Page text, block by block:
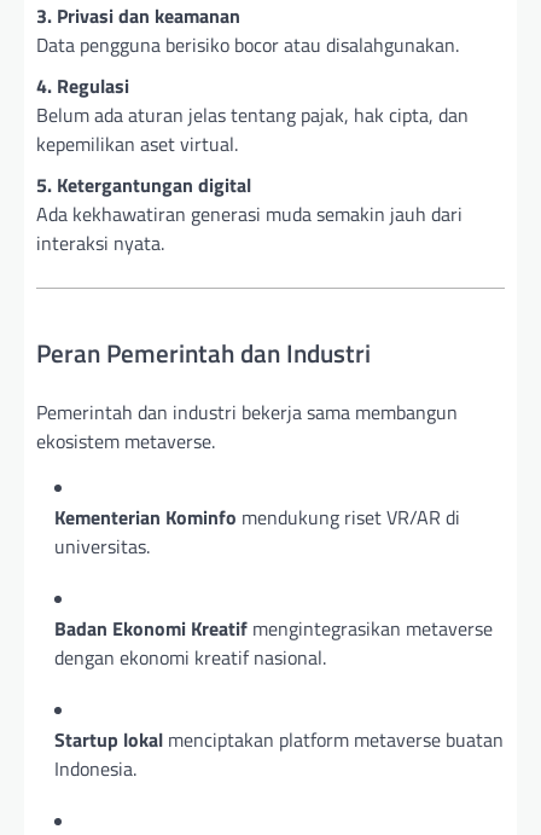
3. Privasi dan keamanan
Data pengguna berisiko bocor atau disalahgunakan.
4. Regulasi
Belum ada aturan jelas tentang pajak, hak cipta, dan
kepemilikan aset virtual.
5. Ketergantungan digital
Ada kekhawatiran generasi muda semakin jauh dari
interaksi nyata.
Peran Pemerintah dan Industri
Pemerintah dan industri bekerja sama membangun
ekosistem metaverse.
Kementerian Kominfo mendukung riset VR/AR di
universitas.
Badan Ekonomi Kreatif mengintegrasikan metaverse
dengan ekonomi kreatif nasional.
Startup lokal menciptakan platform metaverse buatan
Indonesia.